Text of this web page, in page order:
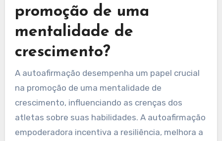
promoção de uma
mentalidade de
crescimento?
A autoafirmação desempenha um papel crucial
na promoção de uma mentalidade de
crescimento, influenciando as crenças dos
atletas sobre suas habilidades. A autoafirmação
empoderadora incentiva a resiliência, melhora a